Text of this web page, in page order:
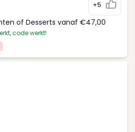
+5
of Desserts vanaf €47,00
code werkt!